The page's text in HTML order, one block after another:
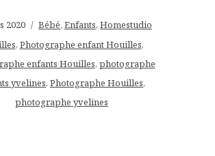
2020 Bébé, Enfants, Homestudio
, Photographe enfant Houilles,
enfants Houilles, photographe
yvelines, Photographe Houilles,
photographe yvelines